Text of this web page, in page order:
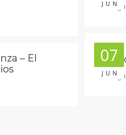
JUN
07
JUN
La
– El